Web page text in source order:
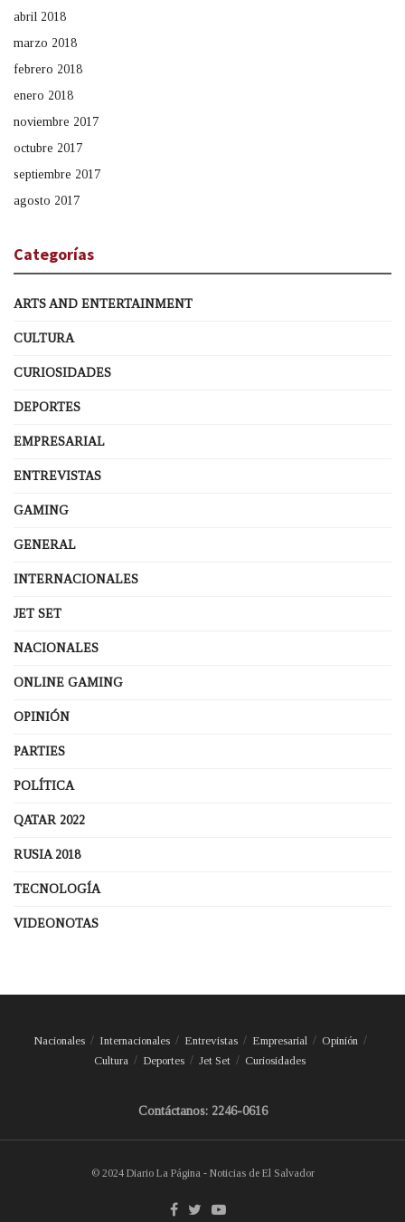
abril 2018
marzo 2018
febrero 2018
enero 2018
noviembre 2017
octubre 2017
septiembre 2017
agosto 2017
Categorías
ARTS AND ENTERTAINMENT
CULTURA
CURIOSIDADES
DEPORTES
EMPRESARIAL
ENTREVISTAS
GAMING
GENERAL
INTERNACIONALES
JET SET
NACIONALES
ONLINE GAMING
OPINIÓN
PARTIES
POLÍTICA
QATAR 2022
RUSIA 2018
TECNOLOGÍA
VIDEONOTAS
Nacionales Internacionales Entrevistas Empresarial
Opinión
Cultura
Deportes Jet Set Curiosidades
Contáctanos: 2246-0616
© 2024 Diario La Página - Noticias de El Salvador